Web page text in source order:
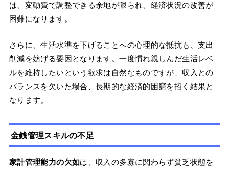
は、変動費で調整できる余地が限られ、経済状況の改善が
困難になります。
さらに、生活水準を下げることへの心理的な抵抗も、支出
削減を妨げる要因となります。一度慣れ親しんだ生活レベ
ルを維持したいという欲求は自然なものですが、収入との
バランスを欠いた場合、長期的な経済的困窮を招く結果と
なります。
金銭管理スキルの不足
家計管理能力の欠如は、収入の多寡に関わらず貧乏状態を